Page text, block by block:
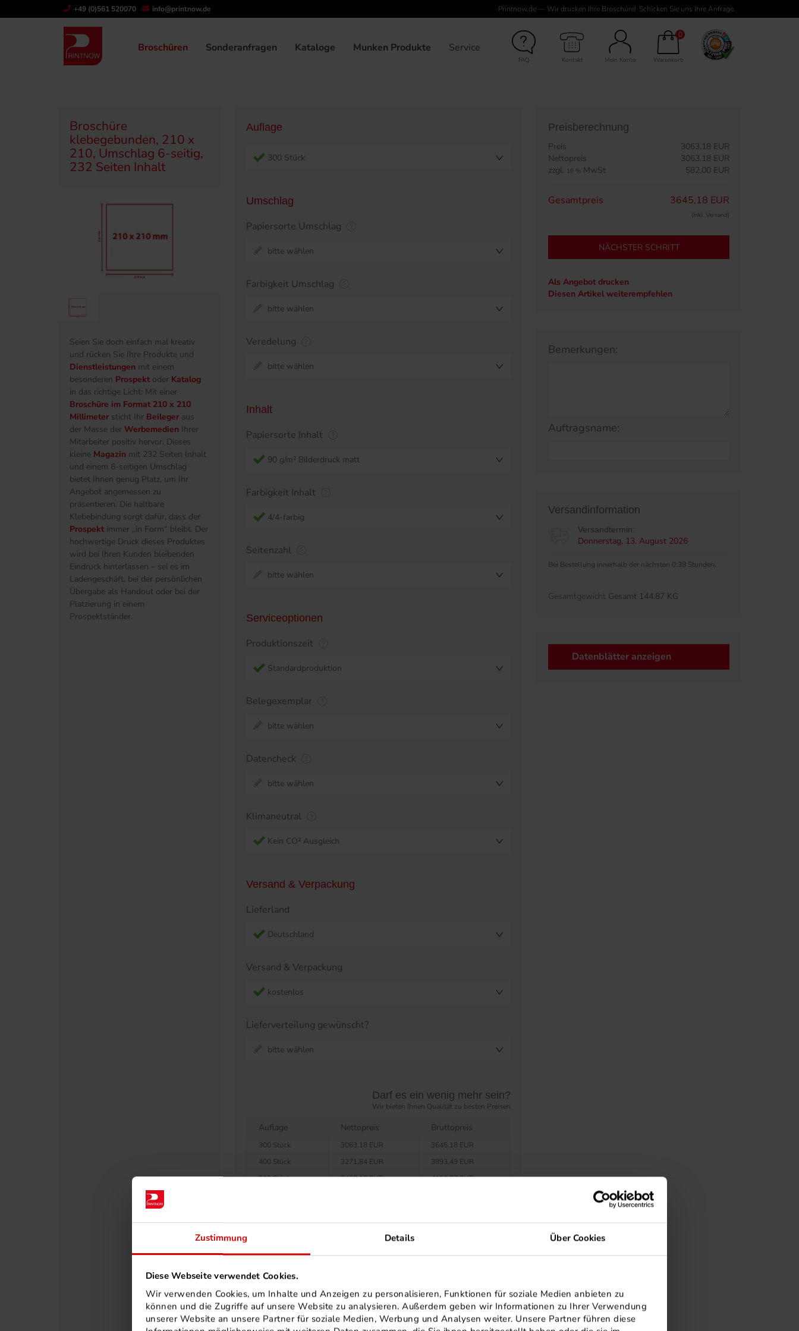
Zustimmung Details Über Cookies
Diese Webseite verwendet Cookies.
Wir verwenden Cookies, um Inhalte und Anzeigen zu personalisieren, Funktionen für soziale Medien anbieten zu
können und die Zugriffe auf unsere Website zu analysieren. Außerdem geben wir Informationen zu Ihrer Verwendung
unserer Website an unsere Partner für soziale Medien, Werbung und Analysen weiter. Unsere Partner führen diese
+49 (0)561 520070 info@printnow.de Printnow.de — Wir drucken Ihre Broschüre! Schicken Sie uns Ihre Anfrage.
Broschüren Sonderanfragen Kataloge Munken Produkte Service
FAQ Kontakt Mein Konto
0
Warenkorb
Produktübersicht Broschüren Klebegebunden Broschüre klebegebunden, 210 x 210, Umschlag 6-seitig, 232 Seiten Inhalt
Broschüre
klebegebunden, 210 x
210, Umschlag 6-seitig,
232 Seiten Inhalt
Seien Sie doch einfach mal kreativ
und rücken Sie Ihre Produkte und
Dienstleistungen mit einem
besonderen Prospekt oder Katalog
in das richtige Licht: Mit einer
Broschüre im Format 210 x 210
Millimeter sticht Ihr Beileger aus
der Masse der Werbemedien Ihrer
Mitarbeiter positiv hervor. Dieses
kleine Magazin mit 232 Seiten Inhalt
und einem 6-seitigen Umschlag
bietet Ihnen genug Platz, um Ihr
Angebot angemessen zu
präsentieren. Die haltbare
Klebebindung sorgt dafür, dass der
Prospekt immer „in Form“ bleibt. Der
hochwertige Druck dieses Produktes
wird bei Ihren Kunden bleibenden
Eindruck hinterlassen – sei es im
Ladengeschäft, bei der persönlichen
Übergabe als Handout oder bei der
Platzierung in einem
Prospektständer.
Auflage
300 Stück
Umschlag
Papiersorte Umschlag
bitte wählen
Farbigkeit Umschlag
bitte wählen
Veredelung
bitte wählen
Inhalt
Papiersorte Inhalt
90 g/m² Bilderdruck matt
Farbigkeit Inhalt
4/4-farbig
Seitenzahl
bitte wählen
Serviceoptionen
Produktionszeit
Standardproduktion
Belegexemplar
bitte wählen
Datencheck
bitte wählen
Klimaneutral
Kein CO² Ausgleich
Versand & Verpackung
Lieferland
Deutschland
Versand & Verpackung
kostenlos
Lieferverteilung gewünscht?
bitte wählen
Darf es ein wenig mehr sein?
Wir bieten Ihnen Qualität zu besten Preisen
Auflage Nettopreis Bruttopreis
300 Stück 3063,18 EUR
3645,18 EUR
400 Stück
3271,84 EUR
3893,49 EUR
500 Stück
3488,13 EUR
4150,87 EUR
1100 Stück
1200 Stück
4878,81 EUR
5805,78 EUR
1250 Stück
4972,76 EUR
5917,58 EUR
1300 Stück
5067,80 EUR
6030,68 EUR
Preisberechnung
Preis
3063,18 EUR
Nettopreis
3063,18 EUR
zzgl. 19 % MwSt 582,00 EUR
Gesamtpreis 3645,18 EUR
(inkl. Versand)
NÄCHSTER SCHRITT
Als Angebot drucken
Diesen Artikel weiterempfehlen
Bemerkungen:
Auftragsname:
Versandinformation
Versandtermin:
Donnerstag, 13. August 2026
Bei Bestellung innerhalb der nächsten 0:38 Stunden.
Gesamtgewicht Gesamt 144.87 KG
Datenblätter anzeigen